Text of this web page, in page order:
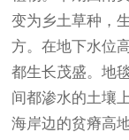
变为乡土草种，
方。在地下水位
都生长茂盛。地
间都渗水的土壤
海岸边的贫瘠高